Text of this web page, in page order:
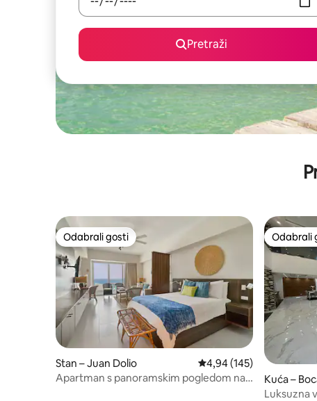
Pretraži
Odabrali gosti
Odabrali gosti
Stan – Juan Dolio Prosječna ocjena: 4,94/
4,94 (145)
Apartman s panoramskim pogledom na
Odabrali
Odabrali
Kuća –
Luksuzna